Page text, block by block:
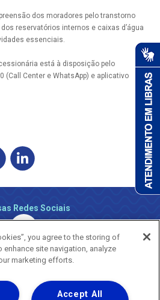
dos moradores pelo transtorno
reservatórios internos e caixas d’água
essenciais.
está à disposição pelo
(Call Center e WhatsApp) e aplicativo
Redes Sociais
you agree to the storing of
site navigation, analyze
marketing efforts.
Accept All